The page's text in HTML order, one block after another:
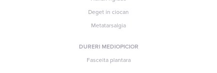
Deget in ciocan
Metatarsalgia
DURERI MEDIOPICIOR
Fasceita plantara